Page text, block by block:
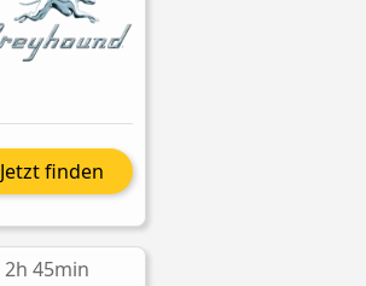
Jetzt finden
2h 45min